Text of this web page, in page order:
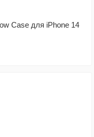
Case для iPhone 14